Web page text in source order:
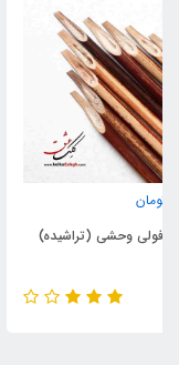
ناموجود